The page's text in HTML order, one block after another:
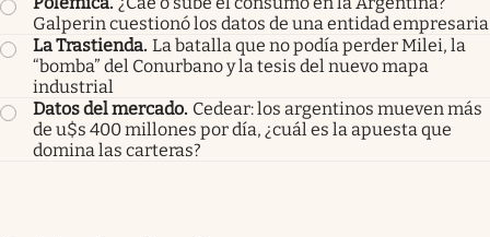
Galperin cuestionó los datos de una entidad empresaria
La Trastienda. La batalla que no podía perder Milei, la
“bomba” del Conurbano y la tesis del nuevo mapa
industrial
Datos del mercado. Cedear: los argentinos mueven más
de u$s 400 millones por día, ¿cuál es la apuesta que
domina las carteras?